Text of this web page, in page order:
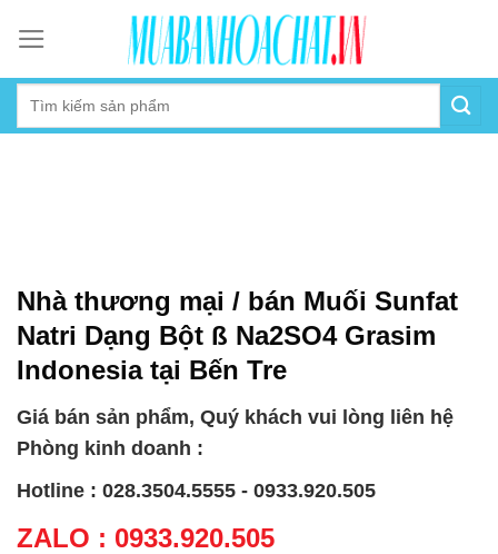
content
Nhà thương mại / bán Muối Sunfat
Natri Dạng Bột ß Na2SO4 Grasim
Indonesia tại Bến Tre
Giá bán sản phẩm, Quý khách vui lòng liên hệ
Phòng kinh doanh :
Hotline : 028.3504.5555 - 0933.920.505
ZALO : 0933.920.505